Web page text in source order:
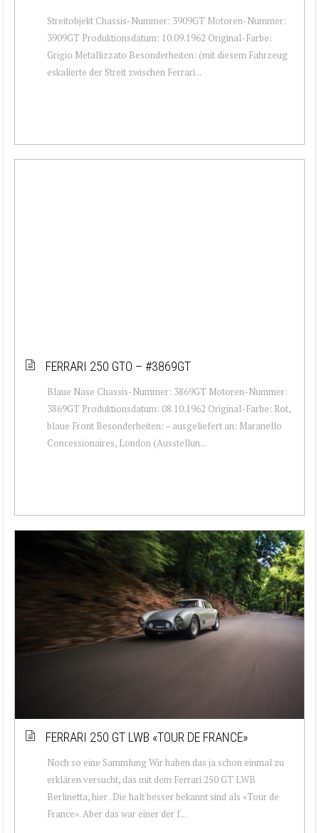
Streitobjekt Chassis-Nummer: 3909GT Motoren-Nummer:
3909GT Produktionsdatum: 10.09.1962 Original-Farbe:
Grigio Metallizzato Besonderheiten: (mit diesem Fahrzeug
eskalierte der Streit zwischen Ferrari...
FERRARI 250 GTO – #3869GT
Blaue Nase Chassis-Nummer: 3869GT Motoren-Nummer:
3869GT Produktionsdatum: 08.10.1962 Original-Farbe: Rot,
blaue Front Besonderheiten: – ausgeliefert an: Maranello
Concessionaires, London (Ausstellun...
FERRARI 250 GT LWB «TOUR DE FRANCE»
Noch so eine Sammlung Wir haben das ja schon einmal zu
erklären versucht, das mit dem Ferrari 250 GT LWB
Berlinetta, hier . Die halt besser bekannt sind als «Tour de
France». Aber das war einer der f...